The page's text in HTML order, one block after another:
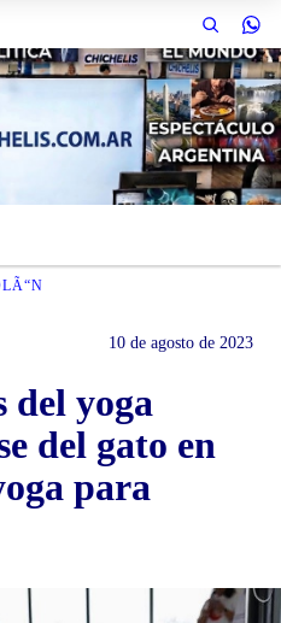
10 de agosto de 2023
del yoga
del gato en
para